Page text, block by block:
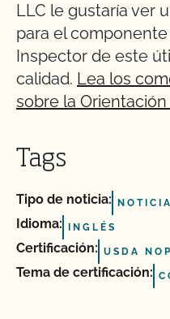
LLC le gustaría ver
para el
Inspector de este
calidad. Lea los
sobre la Orientación
Tags
Tipo de noticia:
Idioma: INGLÉS
Certificación: USDA NOP
Tema de certificación: